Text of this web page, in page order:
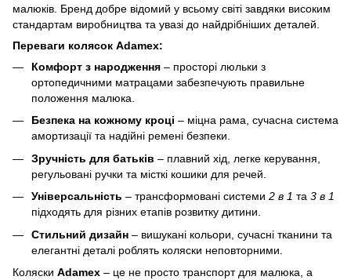
малюків. Бренд добре відомий у всьому світі завдяки високим
стандартам виробництва та увазі до найдрібніших деталей.
Переваги колясок Adamex:
Комфорт з народження – просторі люльки з
ортопедичними матрацами забезпечують правильне
положення малюка.
Безпека на кожному кроці – міцна рама, сучасна система
амортизації та надійні ремені безпеки.
Зручність для батьків – плавний хід, легке керування,
регульовані ручки та місткі кошики для речей.
Універсальність – трансформовані системи 2 в 1 та 3 в 1
підходять для різних етапів розвитку дитини.
Стильний дизайн – вишукані кольори, сучасні тканини та
елегантні деталі роблять коляски неповторними.
Коляски Adamex – це не просто транспорт для малюка, а